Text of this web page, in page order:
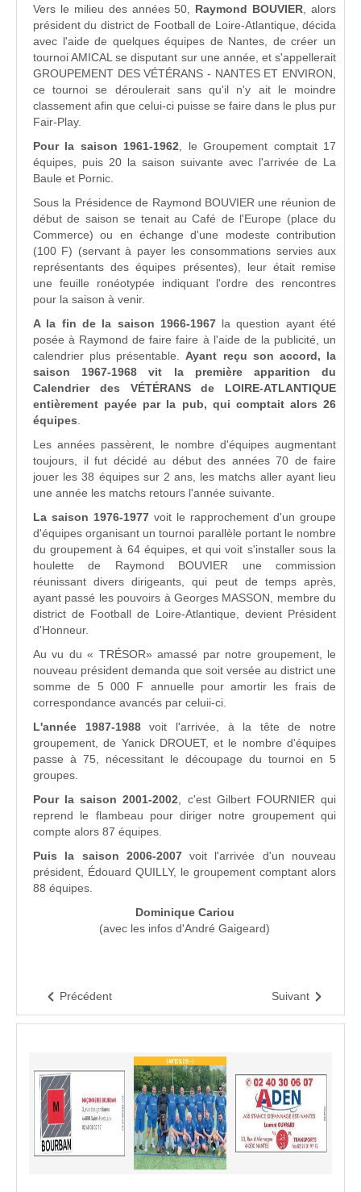
Vers le milieu des années 50, Raymond BOUVIER , alors
président du district de Football de Loire-Atlantique, décida
avec l'aide de quelques équipes de Nantes, de créer un
tournoi AMICAL se disputant sur une année, et s'appellerait
GROUPEMENT DES VÉTÉRANS - NANTES ET ENVIRON,
ce tournoi se déroulerait sans qu'il n'y ait le moindre
classement afin que celui-ci puisse se faire dans le plus pur
Fair-Play.
Pour la saison 1961-1962 , le Groupement comptait 17
équipes, puis 20 la saison suivante avec l'arrivée de La
Baule et Pornic.
Sous la Présidence de Raymond BOUVIER une réunion de
début de saison se tenait au Café de l'Europe (place du
Commerce) ou en échange d'une modeste contribution
(100 F) (servant à payer les consommations servies aux
représentants des équipes présentes), leur était remise
une feuille ronéotypée indiquant l'ordre des rencontres
pour la saison à venir.
A la fin de la saison 1966-1967la question ayant été
posée à Raymond de faire faire à l'aide de la publicité, un
calendrier plus présentable. Ayant reçu son accord, la
saison 1967-1968 vit la première apparition du
Calendrier des VÉTÉRANS de LOIRE-ATLANTIQUE
entièrement payée par la pub, qui comptait alors 26
équipes
Les années passèrent, le nombre d'équipes augmentant
toujours, il fut décidé au début des années 70 de faire
jouer les 38 équipes sur 2 ans, les matchs aller ayant lieu
une année les matchs retours l'année suivante.
La saison 1976-1977 voit le rapprochement d'un groupe
d'équipes organisant un tournoi parallèle portant le nombre
du groupement à 64 équipes, et qui voit s'installer sous la
houlette de Raymond BOUVIER une commission
réunissant divers dirigeants, qui peut de temps après,
ayant passé les pouvoirs à Georges MASSON, membre du
district de Football de Loire-Atlantique, devient Président
d'Honneur.
Au vu du « TRÉSOR» amassé par notre groupement, le
nouveau président demanda que soit versée au district une
somme de 5 000 F annuelle pour amortir les frais de
correspondance avancés par celuii-ci.
L'année 1987-1988voit l'arrivée, à la tête de notre
groupement, de Yanick DROUET, et le nombre d'équipes
passe à 75, nécessitant le découpage du tournoi en 5
groupes.
Pour la saison 2001-2002 , c'est Gilbert FOURNIER qui
reprend le flambeau pour diriger notre groupement qui
compte alors 87 équipes.
Puis la saison 2006-2007voit l'arrivée d'un nouveau
président, Édouard QUILLY, le groupement comptant alors
88 équipes.
Dominique Cariou
(avec les infos d'André Gaigeard)
Précédent Suivant